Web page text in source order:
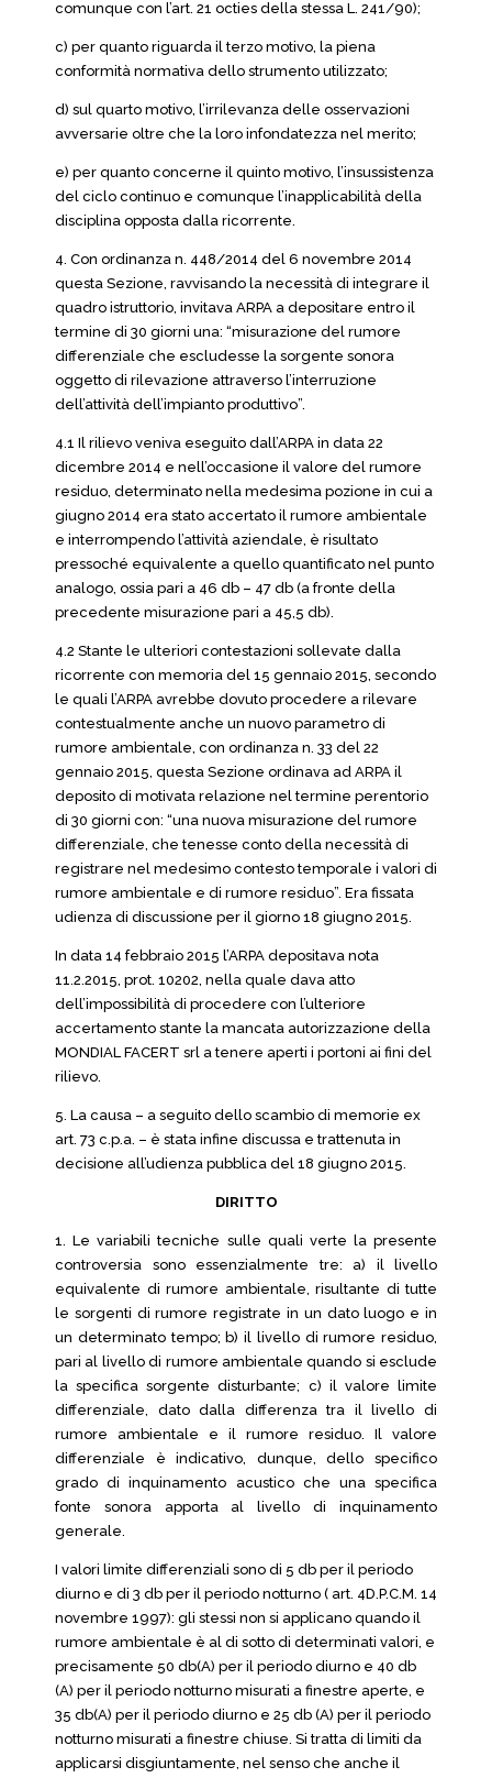
comunque con l’art. 21 octies della stessa L. 241/90);
c) per quanto riguarda il terzo motivo, la piena
conformità normativa dello strumento utilizzato;
d) sul quarto motivo, l’irrilevanza delle osservazioni
avversarie oltre che la loro infondatezza nel merito;
e) per quanto concerne il quinto motivo, l’insussistenza
del ciclo continuo e comunque l’inapplicabilità della
disciplina opposta dalla ricorrente.
4. Con ordinanza n. 448/2014 del 6 novembre 2014
questa Sezione, ravvisando la necessità di integrare il
quadro istruttorio, invitava ARPA a depositare entro il
termine di 30 giorni una: “misurazione del rumore
differenziale che escludesse la sorgente sonora
oggetto di rilevazione attraverso l’interruzione
dell’attività dell’impianto produttivo”.
4.1 Il rilievo veniva eseguito dall’ARPA in data 22
dicembre 2014 e nell’occasione il valore del rumore
residuo, determinato nella medesima pozione in cui a
giugno 2014 era stato accertato il rumore ambientale
e interrompendo l’attività aziendale, è risultato
pressoché equivalente a quello quantificato nel punto
analogo, ossia pari a 46 db – 47 db (a fronte della
precedente misurazione pari a 45,5 db).
4.2 Stante le ulteriori contestazioni sollevate dalla
ricorrente con memoria del 15 gennaio 2015, secondo
le quali l’ARPA avrebbe dovuto procedere a rilevare
contestualmente anche un nuovo parametro di
rumore ambientale, con ordinanza n. 33 del 22
gennaio 2015, questa Sezione ordinava ad ARPA il
deposito di motivata relazione nel termine perentorio
di 30 giorni con: “una nuova misurazione del rumore
differenziale, che tenesse conto della necessità di
registrare nel medesimo contesto temporale i valori di
rumore ambientale e di rumore residuo”. Era fissata
udienza di discussione per il giorno 18 giugno 2015.
In data 14 febbraio 2015 l’ARPA depositava nota
11.2.2015, prot. 10202, nella quale dava atto
dell’impossibilità di procedere con l’ulteriore
accertamento stante la mancata autorizzazione della
MONDIAL FACERT srl a tenere aperti i portoni ai fini del
rilievo.
5. La causa – a seguito dello scambio di memorie ex
art. 73 c.p.a. – è stata infine discussa e trattenuta in
decisione all’udienza pubblica del 18 giugno 2015.
DIRITTO
1. Le variabili tecniche sulle quali verte la presente
controversia sono essenzialmente tre: a) il livello
equivalente di rumore ambientale, risultante di tutte
le sorgenti di rumore registrate in un dato luogo e in
un determinato tempo; b) il livello di rumore residuo,
pari al livello di rumore ambientale quando si esclude
la specifica sorgente disturbante; c) il valore limite
differenziale, dato dalla differenza tra il livello di
rumore ambientale e il rumore residuo. Il valore
differenziale è indicativo, dunque, dello specifico
grado di inquinamento acustico che una specifica
fonte sonora apporta al livello di inquinamento
generale.
I valori limite differenziali sono di 5 db per il periodo
diurno e di 3 db per il periodo notturno ( art. 4D.P.C.M. 14
novembre 1997): gli stessi non si applicano quando il
rumore ambientale è al di sotto di determinati valori, e
precisamente 50 db(A) per il periodo diurno e 40 db
(A) per il periodo notturno misurati a finestre aperte, e
35 db(A) per il periodo diurno e 25 db (A) per il periodo
notturno misurati a finestre chiuse. Si tratta di limiti da
applicarsi disgiuntamente, nel senso che anche il